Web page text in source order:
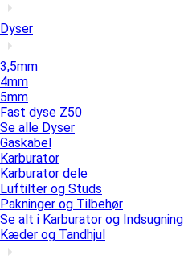
Dyser
3,5mm
4mm
5mm
Fast dyse Z50
Se alle Dyser
Gaskabel
Karburator
Karburator dele
Luftilter og Studs
Pakninger og Tilbehør
Se alt i Karburator og Indsugning
Kæder og Tandhjul